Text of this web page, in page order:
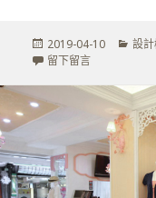
發
佈
2019-04-10
分
設
留下留言在 【現代混